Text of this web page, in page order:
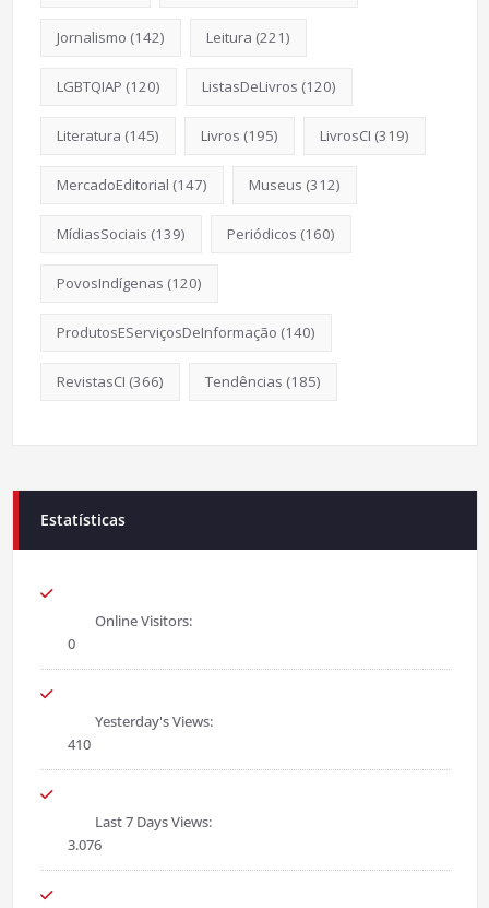
Jornalismo (142) Leitura (221)
LGBTQIAP (120) ListasDeLivros (120)
Literatura (145) Livros (195) LivrosCI (319)
MercadoEditorial (147) Museus (312)
MídiasSociais (139) Periódicos (160)
PovosIndígenas (120)
ProdutosEServiçosDeInformação (140)
RevistasCI (366) Tendências (185)
Estatísticas
Online Visitors:
0
Yesterday's Views:
410
Last 7 Days Views:
3.076